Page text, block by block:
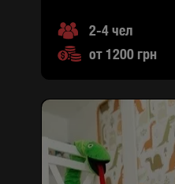
2-4 чел
от 1200 грн